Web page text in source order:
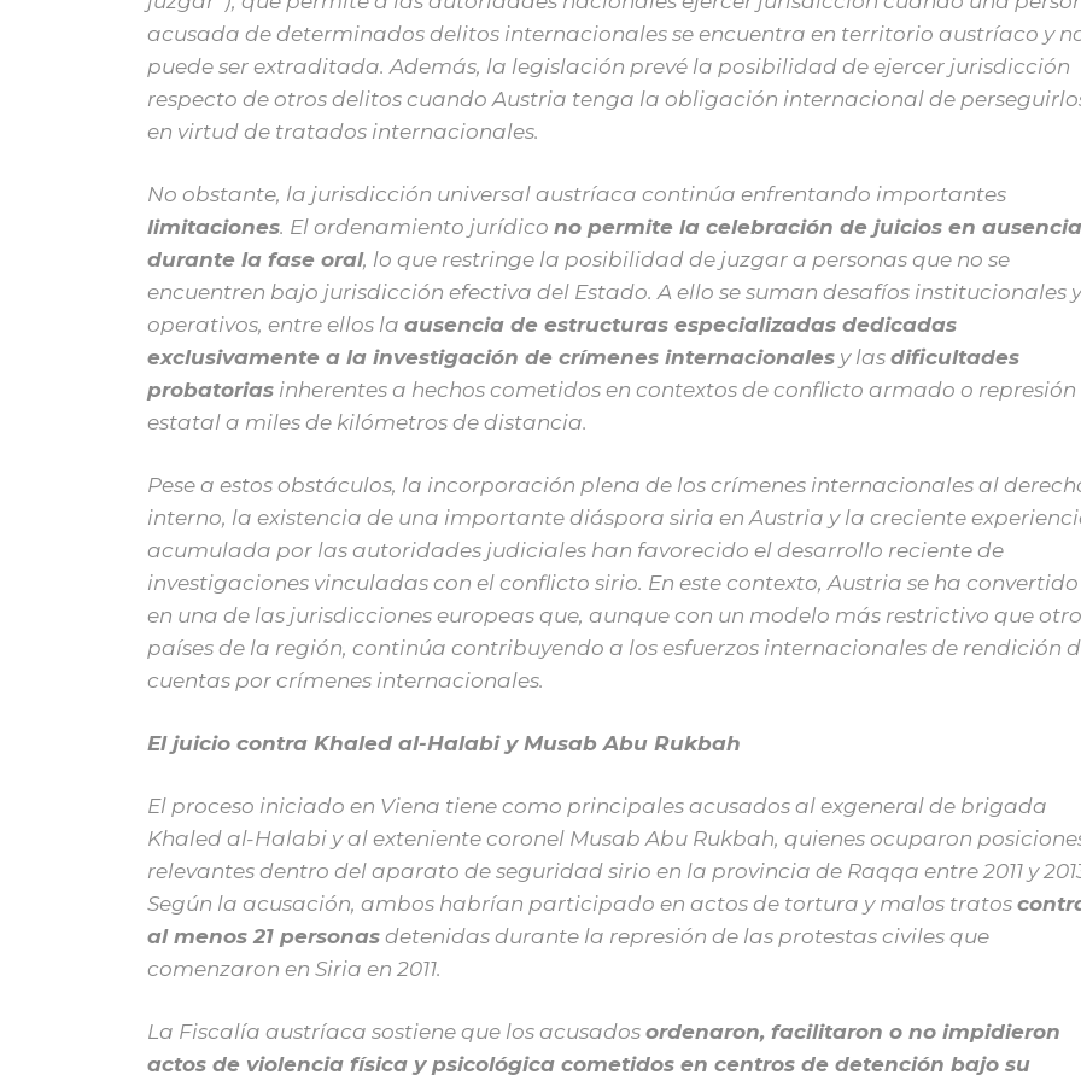
acusada de determinados delitos internacionales se encuentra en territorio austríaco y
puede ser extraditada. Además, la legislación prevé la posibilidad de ejercer jurisdicción
respecto de otros delitos cuando Austria tenga la obligación internacional de
en virtud de tratados internacionales.
No obstante, la jurisdicción universal austríaca continúa enfrentando importantes
limitaciones. El ordenamiento jurídico no permite la celebración de juicios en ausencia
durante la fase oral, lo que restringe la posibilidad de juzgar a personas que no se
encuentren bajo jurisdicción efectiva del Estado. A ello se suman desafíos institucionales y
operativos, entre ellos la ausencia de estructuras especializadas dedicadas
exclusivamente a la investigación de crímenes internacionales y las dificultades
probatorias inherentes a hechos cometidos en contextos de conflicto armado o represión
estatal a miles de kilómetros de distancia.
Pese a estos obstáculos, la incorporación plena de los crímenes internacionales al
interno, la existencia de una importante diáspora siria en Austria y la creciente
acumulada por las autoridades judiciales han favorecido el desarrollo reciente de
investigaciones vinculadas con el conflicto sirio. En este contexto, Austria se ha convertido
en una de las jurisdicciones europeas que, aunque con un modelo más restrictivo que
países de la región, continúa contribuyendo a los esfuerzos internacionales de rendición
cuentas por crímenes internacionales.
El juicio contra Khaled al-Halabi y Musab Abu Rukbah
El proceso iniciado en Viena tiene como principales acusados al exgeneral de brigada
Khaled al-Halabi y al exteniente coronel Musab Abu Rukbah, quienes ocuparon
relevantes dentro del aparato de seguridad sirio en la provincia de Raqqa entre 2011 y
Según la acusación, ambos habrían participado en actos de tortura y malos tratos
al menos 21 personas detenidas durante la represión de las protestas civiles que
comenzaron en Siria en 2011.
La Fiscalía austríaca sostiene que los acusados ordenaron, facilitaron o no impidieron
actos de violencia física y psicológica cometidos en centros de detención bajo su